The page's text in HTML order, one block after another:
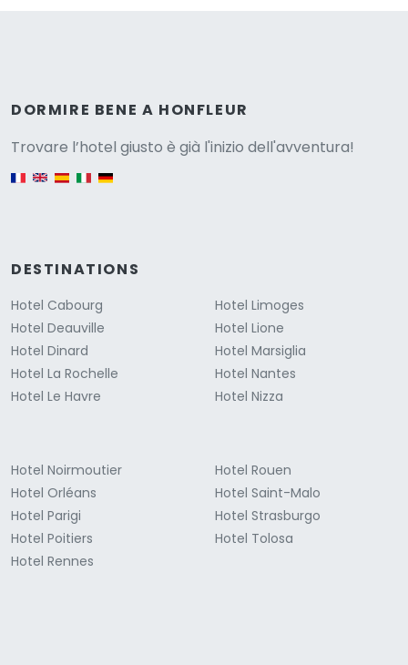
DORMIRE BENE A HONFLEUR
Trovare l’hotel giusto è già l'inizio dell'avventura!
English version
DESTINATIONS
Hotel Cabourg
Hotel Deauville
Hotel Dinard
Hotel La Rochelle
Hotel Le Havre
Hotel Limoges
Hotel Lione
Hotel Marsiglia
Hotel Nantes
Hotel Nizza
Hotel Noirmoutier
Hotel Orléans
Hotel Parigi
Hotel Poitiers
Hotel Rennes
Hotel Rouen
Hotel Saint-Malo
Hotel Strasburgo
Hotel Tolosa